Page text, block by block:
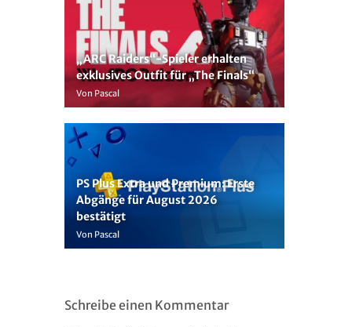
„ARC Raiders“-Spieler erhalten
exklusives Outfit für „The Finals“
Von Pascal
PS Plus Extra und Premium: Erste
Abgänge für August 2026
bestätigt
Von Pascal
Schreibe einen Kommentar